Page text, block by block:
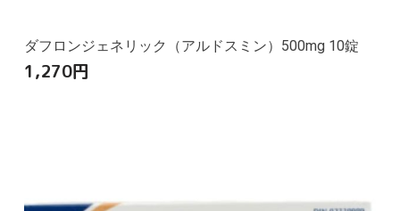
ダフロンジェネリック（アルドスミン）500mg 10錠
1,270円